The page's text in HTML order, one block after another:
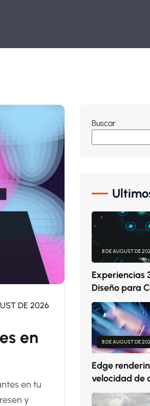
DE 2026
en
en tu
y
Buscar
8 DE AUGUST DE
Experiencias
Diseño para
8 DE AUGUST DE
Edge
velocidad de